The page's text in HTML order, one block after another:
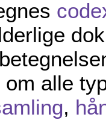
om alle
,